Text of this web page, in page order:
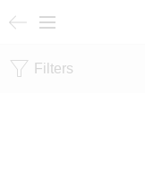
Filters